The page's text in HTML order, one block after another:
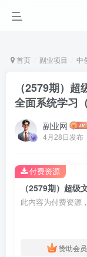
首页 副业项目 中
（2579期）
全面系统学习
副业网
4月28日发布
此内容为付费资源
赞助会员
付费资源